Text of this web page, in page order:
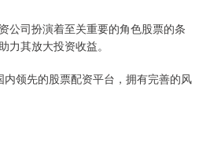
公司扮演着至关重要的角色股票的条
其放大投资收益。
领先的股票配资平台，拥有完善的风